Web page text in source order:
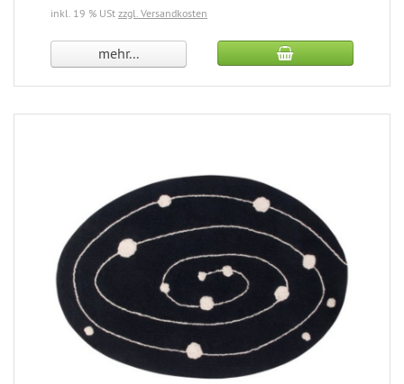
inkl. 19 % USt zzgl. Versandkosten
mehr...